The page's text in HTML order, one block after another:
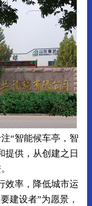
“智能候车亭，智
提供，从创建之日
效率，降低城市运
建设者”为愿景，